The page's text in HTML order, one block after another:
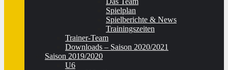
Spielplan
Spielberichte & News
Trainingszeiten
Trainer-Team
Downloads – Saison 2020/2021
Saison 2019/2020
U6